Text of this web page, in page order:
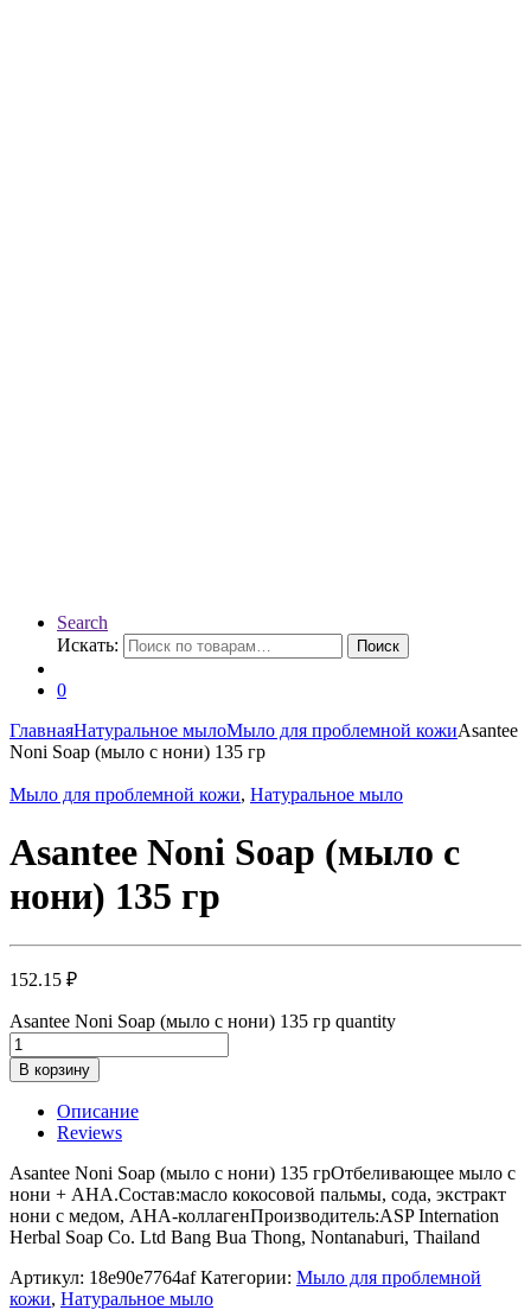
Search
Искать:
Поиск
0
ГлавнаяНатуральное мылоМыло для проблемной кожиAsantee
Noni Soap (мыло с нони) 135 гр
Мыло для проблемной кожи, Натуральное мыло
Asantee Noni Soap (мыло с
нони) 135 гр
152.15 ₽
Asantee Noni Soap (мыло с нони) 135 гр quantity
В корзину
Описание
Reviews
Asantee Noni Soap (мыло с нони) 135 грОтбеливающее мыло с
нони + AHA.Состав:масло кокосовой пальмы, сода, экстракт
нони с медом, AHA-коллагенПроизводитель:ASP Internation
Herbal Soap Co. Ltd Bang Bua Thong, Nontanaburi, Thailand
Артикул: 18e90e7764af Категории: Мыло для проблемной
кожи, Натуральное мыло